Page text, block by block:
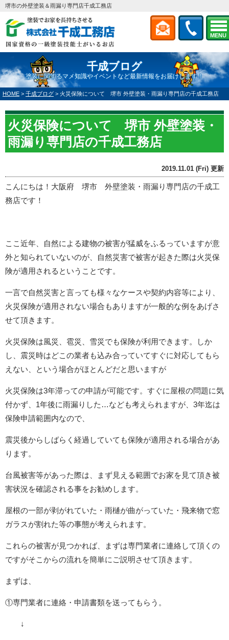
MENU
堺市の外壁塗装＆雨漏り専門店千成工務店
千成ブログ
塗装に関するマメ知識やイベントなど最新情報をお届けします！
HOME > 千成ブログ > 火災保険について 堺市 外壁塗装・雨漏り専門店の千成工務店
火災保険について 堺市 外壁塗装・
雨漏り専門店の千成工務店
2019.11.01 (Fri) 更新
こんにちは！大阪府 堺市 外壁塗装・雨漏り専門店の千成工
務店です！
ここ近年、自然による建物の被害が猛威をふるっていますが意
外と知られていないのが、自然災害で被害が起きた際は火災保
険が適用されるということです。
一言で自然災害と言っても様々なケースや契約内容等により、
火災保険が適用されない場合もありますが一般的な例をあげさ
せて頂きます。
火災保険は風災、雹災、雪災でも保険が利用できます。しか
し、震災時はどこの業者も込み合っていてすぐに対応してもら
えない、という場合がほとんどだと思いますが
火災保険は3年滞っての申請が可能です。すぐに屋根の問題に気
付かず、 1年後に雨漏りした …なども考えられますが、 3年迄は
保険申請範囲内なので、
震災後からしばらく経過していても保険が適用される場合があ
ります。
台風被害等があった際は、まず見える範囲でお家を見て頂き被
害状況を確認される事をお勧めします。
屋根の一部が剥がれていた・雨樋が曲がっていた・飛来物で窓
ガラスが割れた等の事態が考えられます。
これらの被害が見つかれば、まずは専門業者に連絡して頂くの
ですがそこからの流れを簡単にご説明させて頂きます。
まずは、
①専門業者に連絡・申請書類を送ってもらう。
↓